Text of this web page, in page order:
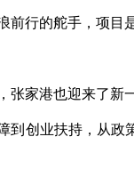
前行的舵手，项目
张家港也迎来了新
到创业扶持，从政